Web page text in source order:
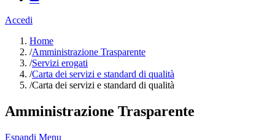
Accedi
Home
/Amministrazione Trasparente
/Servizi erogati
/Carta dei servizi e standard di qualità
/Carta dei servizi e standard di qualità
Amministrazione Trasparente
Espandi Menu